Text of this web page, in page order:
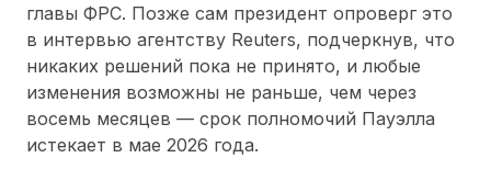
главы ФРС. Позже сам президент опроверг это
в интервью агентству Reuters, подчеркнув, что
никаких решений пока не принято, и любые
изменения возможны не раньше, чем через
восемь месяцев — срок полномочий Пауэлла
истекает в мае 2026 года.